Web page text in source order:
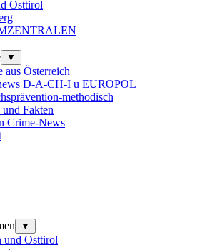
Osttirol
▼
aus Österreich
D-A-CH-I u EUROPOL
methodisch
Fakten
Crime-News
▼
und Osttirol